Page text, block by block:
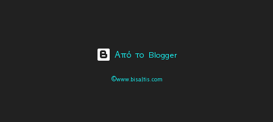
Από το Blogger
©www.bisaltis.com